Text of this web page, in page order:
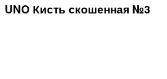
UNO Кисть скошенная №3